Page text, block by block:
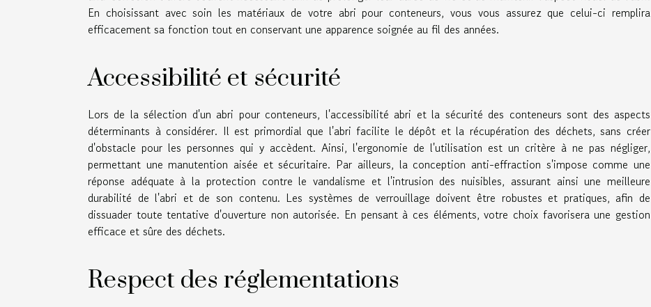
En choisissant avec soin les matériaux de votre abri pour conteneurs, vous vous assurez que celui-ci remplira
efficacement sa fonction tout en conservant une apparence soignée au fil des années.
Accessibilité et sécurité
Lors de la sélection d'un abri pour conteneurs, l'accessibilité abri et la sécurité des conteneurs sont des aspects
déterminants à considérer. Il est primordial que l'abri facilite le dépôt et la récupération des déchets, sans créer
d'obstacle pour les personnes qui y accèdent. Ainsi, l'ergonomie de l'utilisation est un critère à ne pas négliger,
permettant une manutention aisée et sécuritaire. Par ailleurs, la conception anti-effraction s'impose comme une
réponse adéquate à la protection contre le vandalisme et l'intrusion des nuisibles, assurant ainsi une meilleure
durabilité de l'abri et de son contenu. Les systèmes de verrouillage doivent être robustes et pratiques, afin de
dissuader toute tentative d'ouverture non autorisée. En pensant à ces éléments, votre choix favorisera une gestion
efficace et sûre des déchets.
Respect des réglementations